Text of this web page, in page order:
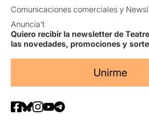
Comunicaciones comerciales y
Anuncia’t
Quiero recibir la newsletter de
las novedades, promociones y
Unirme